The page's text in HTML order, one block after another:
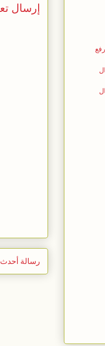
إرسال
رسالة أحدث